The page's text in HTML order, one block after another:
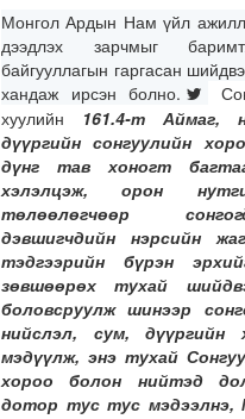
Монгол Ардын Нам үйл
дээдлэх зарчмыг
байгууллагын гаргасан
хандаж ирсэн болно.
хуулийн 161.4-т Аймаг,
дүүргийн сонгуулийн
дүнг тав хоногт
хэлэлцэж, орон
төлөөлөгчөөр
дэвшигчдийн нэрсийн
тэдгээрийн бүрэн
зөвшөөрөх тухай
боловсруулж шинээр
нийслэл, сум, дүүргийн
мэдүүлж, энэ тухай
хороо болон нийтэд
дотор тус тус мэдээлнэ,